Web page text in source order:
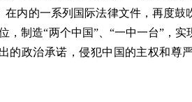
内的一系列国际法律文件，再度鼓
制造“两个中国”、“一中一台”，实
的政治承诺，侵犯中国的主权和尊